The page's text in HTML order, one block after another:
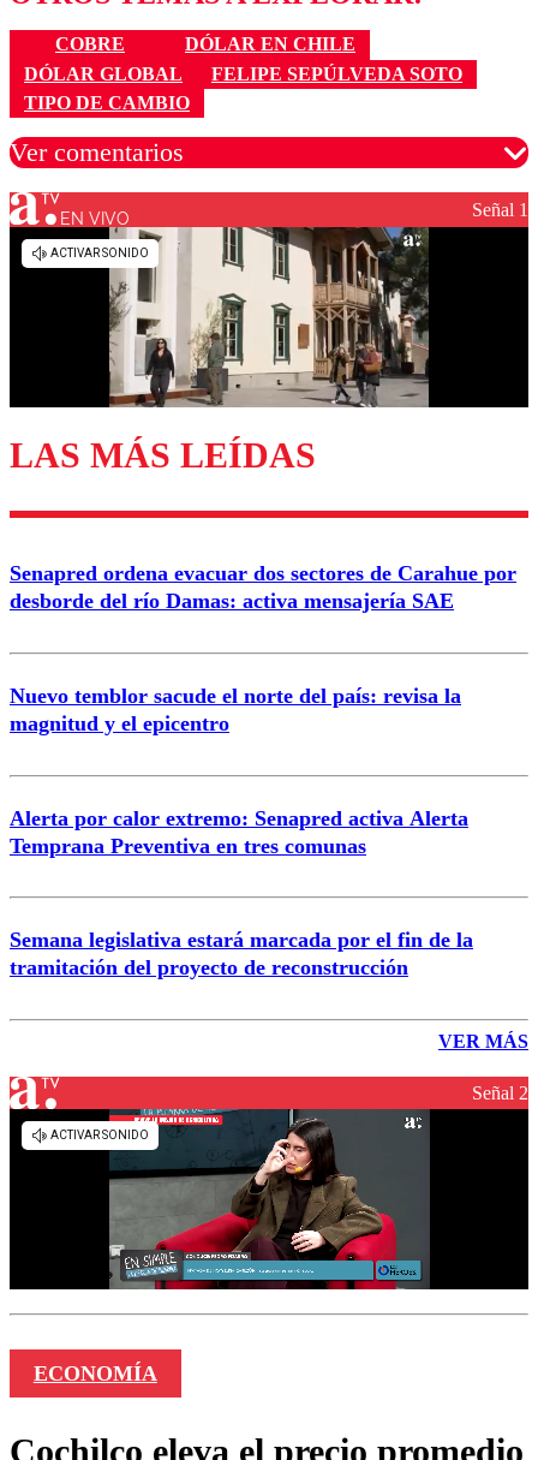
COBRE
DÓLAR EN CHILE
DÓLAR GLOBAL
FELIPE SEPÚLVEDA SOTO
TIPO DE CAMBIO
Ver comentarios
Los comentarios son moderados para garantizar un
diálogo respetuoso.
Enviar comentario
EN VIVO Señal 1
LAS MÁS LEÍDAS
Senapred ordena evacuar dos sectores de Carahue por
desborde del río Damas: activa mensajería SAE
Nuevo temblor sacude el norte del país: revisa la
magnitud y el epicentro
Alerta por calor extremo: Senapred activa Alerta
Temprana Preventiva en tres comunas
Semana legislativa estará marcada por el fin de la
tramitación del proyecto de reconstrucción
VER MÁS
Señal 2
ECONOMÍA
Cochilco eleva el precio promedio